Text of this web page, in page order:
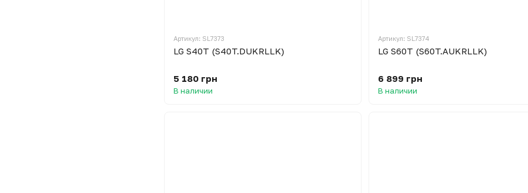
Артикул: SL7373
LG S40T (S40T.DUKRLLK)
5 180 грн
В наличии
Артикул: SL7374
LG S60T (S60T.AUKRLLK)
6 899 грн
В наличии